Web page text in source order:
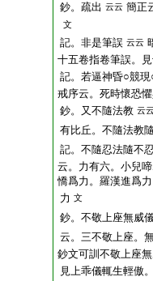
鈔。疏出 云云 簡正
文
記。非是筆誤 云云
十五卷指卷筆誤。
記。若逼神昏○競
戒序云。死時懷恐
鈔。又不隨法教 云
有比丘。不隨法教
記。不隨忍法隨不
云。力有六。小兒
憍爲力。羅漢進爲
力 文
鈔。不敬上座無威
云。三不敬上座。
鈔文可訓不敬上座
見上乖儀輒生輕傲